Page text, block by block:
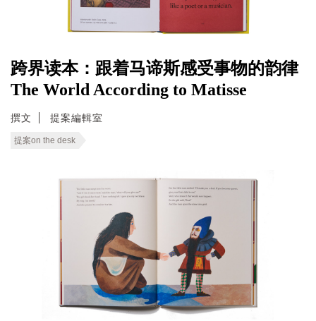
跨界读本：跟着马谛斯感受事物的韵律
The World According to Matisse
撰文 提案編輯室
提案on the desk